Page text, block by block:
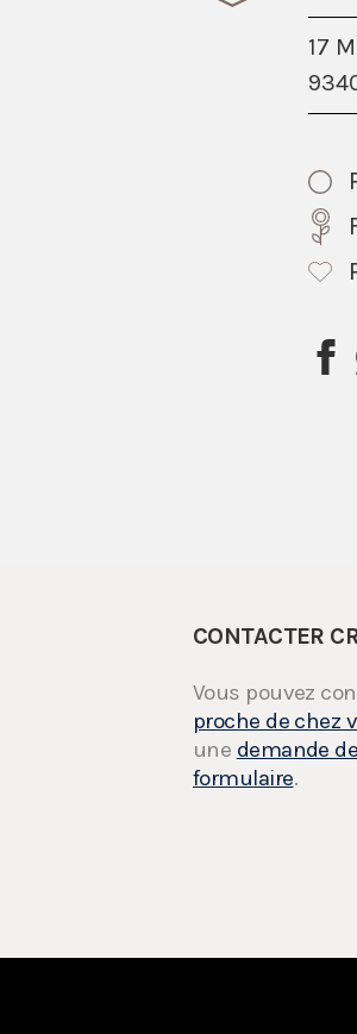
17
CONTACTER
Vous pouvez
proche de chez
une demande
formulaire.